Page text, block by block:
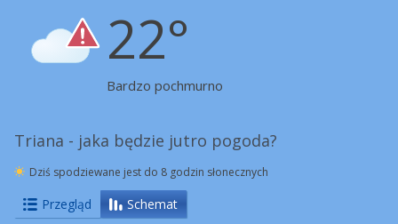
22°
Bardzo pochmurno
Triana - jaka będzie jutro pogoda?
Dziś spodziewane jest do 8 godzin słonecznych
Przegląd Schemat